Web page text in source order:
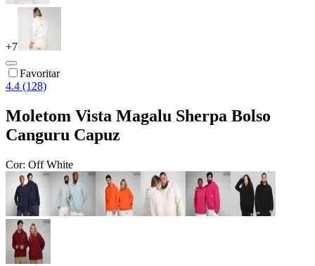
+7
Favoritar
4.4 (128)
Moletom Vista Magalu Sherpa Bolso
Canguru Capuz
Cor: Off White